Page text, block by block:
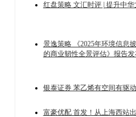
红盘策略 文汇时评 | 提升中
景逸策略 《2025年环境信
的商业韧性全景评估》报告发
银泰证券 苯乙烯有空间有驱
富豪优配 首发！从上海西站